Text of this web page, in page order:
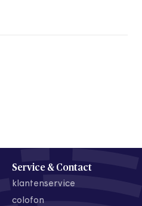
Service & Contact
klantenservice
colofon